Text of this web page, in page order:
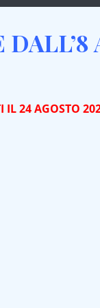
CANTINA
POVERO
VINI
IL 24 AGOSTO